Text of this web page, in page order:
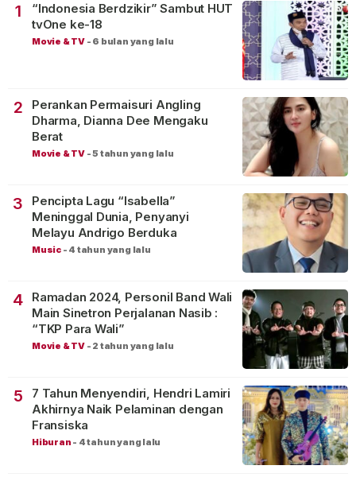
1
“Indonesia Berdzikir” Sambut HUT
tvOne ke-18
Movie & TV - 6 bulan yang lalu
2
Perankan Permaisuri Angling
Dharma, Dianna Dee Mengaku
Berat
Movie & TV -5 tahun yang lalu
3
Pencipta Lagu “Isabella”
Meninggal Dunia, Penyanyi
Melayu Andrigo Berduka
Music - 4 tahun yang lalu
4
Ramadan 2024, Personil Band Wali
Main Sinetron Perjalanan Nasib :
“TKP Para Wali”
Movie & TV - 2 tahun yang lalu
5
7 Tahun Menyendiri, Hendri Lamiri
Akhirnya Naik Pelaminan dengan
Fransiska
Hiburan - 4 tahun yang lalu